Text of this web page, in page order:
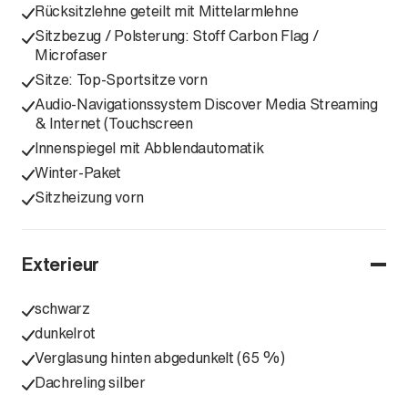
Rücksitzlehne geteilt mit Mittelarmlehne
Sitzbezug / Polsterung: Stoff Carbon Flag /
Microfaser
Sitze: Top-Sportsitze vorn
Audio-Navigationssystem Discover Media Streaming
& Internet (Touchscreen
Innenspiegel mit Abblendautomatik
Winter-Paket
Sitzheizung vorn
Exterieur
schwarz
dunkelrot
Verglasung hinten abgedunkelt (65 %)
Dachreling silber